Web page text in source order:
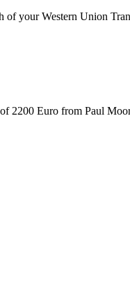
of your Western Union
2200 Euro from Paul